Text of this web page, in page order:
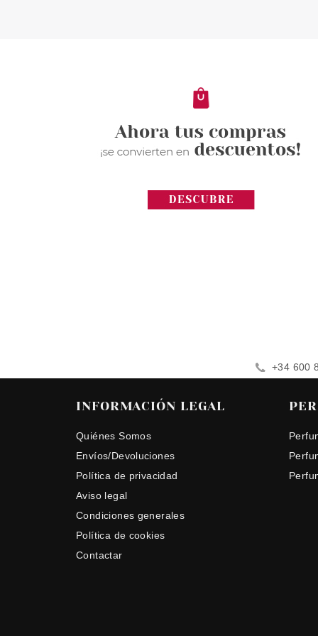
+34 600
INFORMACIÓN LEGAL
Quiénes Somos
Envíos/Devoluciones
Política de privacidad
Aviso legal
Condiciones generales
Política de cookies
Contactar